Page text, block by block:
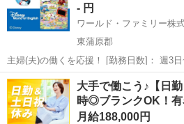
バック可能！【週3～OK】インター...
- 円
ワールド・ファミリー株
東蒲原郡
主婦(夫)の働くを応援！ [勤務日数]： 週3日~4日
09:30~17:30/09:00~12:00/13:00~17:00/10:00~16:00 [
駅]： 新潟県東蒲原郡 ※勤務エリア選択
新潟 東蒲原郡 営業
大手で働こう♪【日
時◎ブランクOK！
月給188,000円